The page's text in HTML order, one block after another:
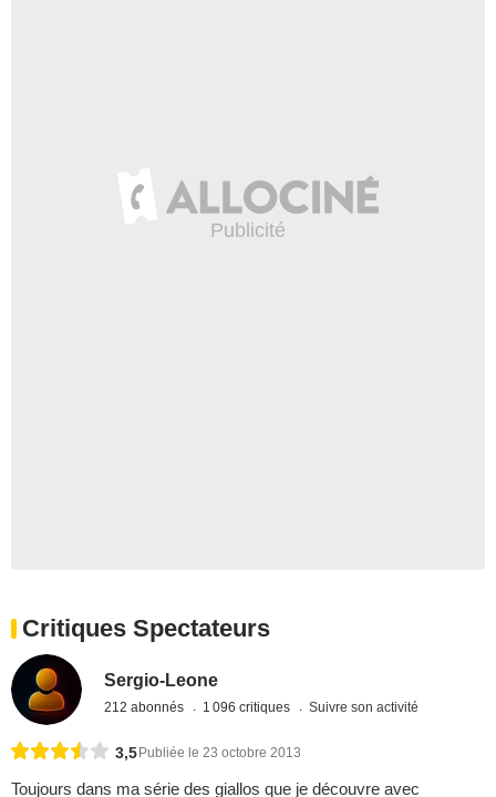
Critiques Spectateurs
Sergio-Leone
212 abonnés 1 096 critiques Suivre son activité
3,5 Publiée le 23 octobre 2013
Toujours dans ma série des giallos que je découvre avec